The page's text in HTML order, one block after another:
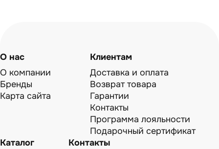
О нас
О компании
Бренды
Карта сайта
Клиентам
Доставка и оплата
Возврат товара
Гарантии
Контакты
Программа лояльности
Подарочный сертификат
Каталог
Контакты